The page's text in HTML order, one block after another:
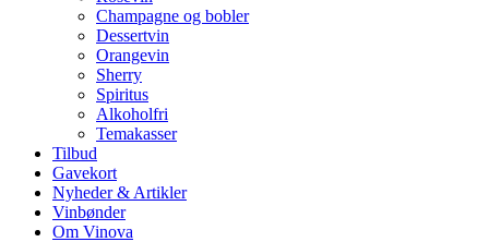
Champagne og bobler
Dessertvin
Orangevin
Sherry
Spiritus
Alkoholfri
Temakasser
Tilbud
Gavekort
Nyheder & Artikler
Vinbønder
Om Vinova